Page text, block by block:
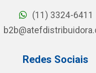
(11) 3324-6411
Redes Sociais